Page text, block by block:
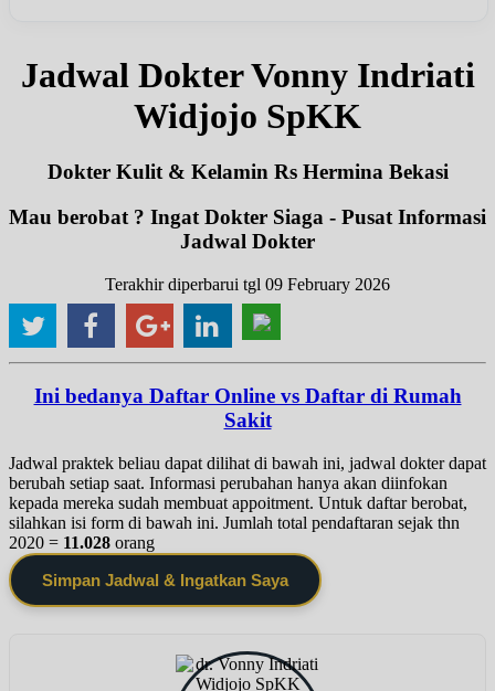
Jadwal Dokter Vonny Indriati
Widjojo SpKK
Dokter Kulit & Kelamin Rs Hermina Bekasi
Mau berobat ? Ingat Dokter Siaga - Pusat Informasi
Jadwal Dokter
Terakhir diperbarui tgl 09 February 2026
Ini bedanya Daftar Online vs Daftar di Rumah
Sakit
Jadwal praktek beliau dapat dilihat di bawah ini, jadwal dokter dapat
berubah setiap saat. Informasi perubahan hanya akan diinfokan
kepada mereka sudah membuat appoitment. Untuk daftar berobat,
silahkan isi form di bawah ini. Jumlah total pendaftaran sejak thn
2020 = 11.028 orang
Simpan Jadwal & Ingatkan Saya